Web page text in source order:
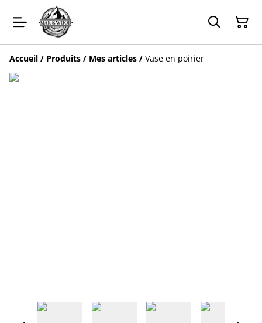
Accueil / Produits / Mes articles / Vase en poirier